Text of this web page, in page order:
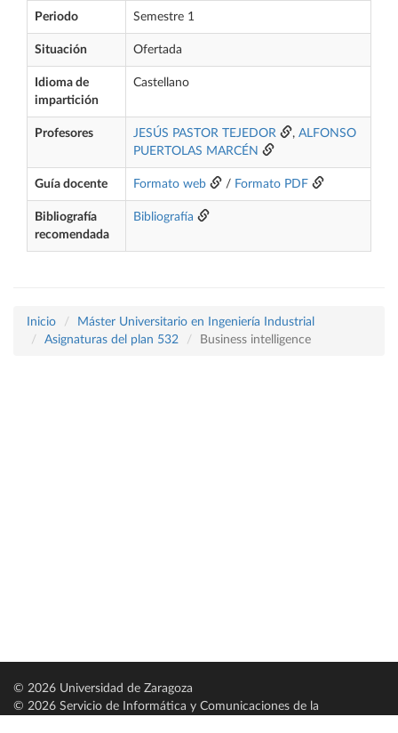
Periodo Semestre 1
Situación Ofertada
Idioma de
impartición
Castellano
Profesores JESÚS PASTOR TEJEDOR , ALFONSO
PUERTOLAS MARCÉN
Guía docente Formato web / Formato PDF
Bibliografía
recomendada
Bibliografía
Inicio
Máster Universitario en Ingeniería Industrial
Asignaturas del plan 532
Business intelligence
© 2026 Universidad de Zaragoza
© 2026 Servicio de Informática y Comunicaciones de la